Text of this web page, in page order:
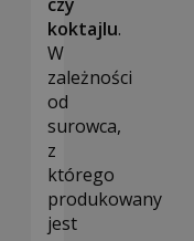
koktajlu.
W
zależności
od
surowca,
z
którego
produkowany
jest